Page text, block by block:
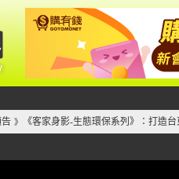
》 《客家身影-生態環保系列》：打造